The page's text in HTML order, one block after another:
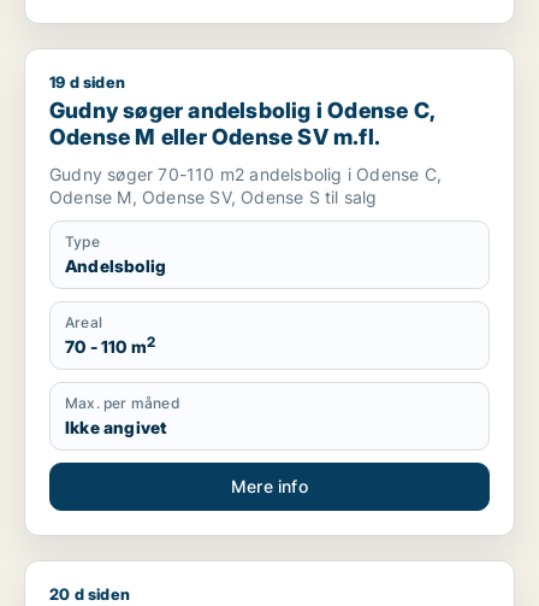
Gudny søger andelsbolig i Odense C, Odense M eller
19 d siden
Gudny søger andelsbolig i Odense C,
Odense M eller Odense SV m.fl.
Gudny søger 70-110 m2 andelsbolig i Odense C,
Odense M, Odense SV, Odense S til salg
Type
Andelsbolig
Areal
70 - 110 m2
Max. per måned
Ikke angivet
Mere info
Jeg søger andelsbolig i Odense SV
20 d siden